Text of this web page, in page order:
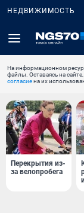
НЕДВИЖИМОСТЬ
На информационном
файлы. Оставаясь на
согласиена их
Перекрытия из-
за велопробега